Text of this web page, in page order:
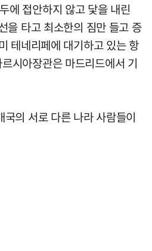
에 접안하지 않고 닻을 내린
을 타고 최소한의 짐만 들고 증
테네리페에 대기하고 있는 항
시아장관은 마드리드에서 기
의 서로 다른 나라 사람들이